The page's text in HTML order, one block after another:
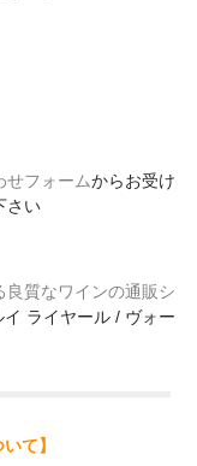
せフォームからお受け
さい
良質なワインの通販シ
イ ライヤール / ヴォー
て】